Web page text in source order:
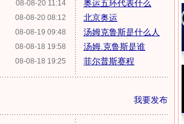
08-08-20 11:14
08-08-20 08:12
08-08-19 09:48
08-08-18 19:58
08-08-18 19:25
奥运五环代表什么
北京奥运
汤姆克鲁斯是什么人
汤姆.克鲁斯是谁
菲尔普斯赛程
我要发布